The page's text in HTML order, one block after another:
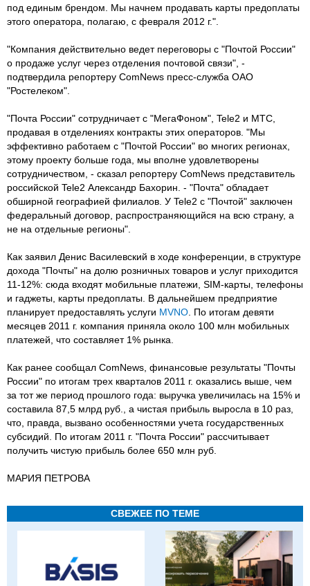
под единым брендом. Мы начнем продавать карты предоплаты
этого оператора, полагаю, с февраля 2012 г.".
"Компания действительно ведет переговоры с "Почтой России"
о продаже услуг через отделения почтовой связи", -
подтвердила репортеру ComNews пресс-служба ОАО
"Ростелеком".
"Почта России" сотрудничает с "МегаФоном", Tele2 и МТС,
продавая в отделениях контракты этих операторов. "Мы
эффективно работаем с "Почтой России" во многих регионах,
этому проекту больше года, мы вполне удовлетворены
сотрудничеством, - сказал репортеру ComNews представитель
российской Tele2 Александр Бахорин. - "Почта" обладает
обширной географией филиалов. У Tele2 с "Почтой" заключен
федеральный договор, распространяющийся на всю страну, а
не на отдельные регионы".
Как заявил Денис Василевский в ходе конференции, в структуре
дохода "Почты" на долю розничных товаров и услуг приходится
11-12%: сюда входят мобильные платежи, SIM-карты, телефоны
и гаджеты, карты предоплаты. В дальнейшем предприятие
планирует предоставлять услуги MVNO . По итогам девяти
месяцев 2011 г. компания приняла около 100 млн мобильных
платежей, что составляет 1% рынка.
Как ранее сообщал ComNews, финансовые результаты "Почты
России" по итогам трех кварталов 2011 г. оказались выше, чем
за тот же период прошлого года: выручка увеличилась на 15% и
составила 87,5 млрд руб., а чистая прибыль выросла в 10 раз,
что, правда, вызвано особенностями учета государственных
субсидий. По итогам 2011 г. "Почта России" рассчитывает
получить чистую прибыль более 650 млн руб.
МАРИЯ ПЕТРОВА
СВЕЖЕЕ ПО ТЕМЕ